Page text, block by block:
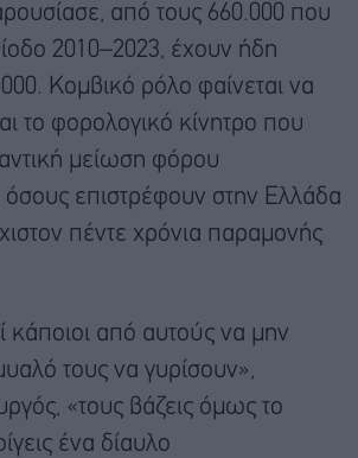
από τους 660.000 που
2010–2023, έχουν ήδη
Κομβικό ρόλο φαίνεται να
το φορολογικό κίνητρο που
μείωση φόρου
όσους επιστρέφουν στην Ελλάδα
πέντε χρόνια παραμονής
κάποιοι από αυτούς να μην
τους να γυρίσουν»,
«τους βάζεις όμως το
ένα δίαυλο